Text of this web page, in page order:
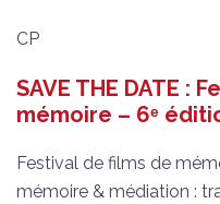
CP
SAVE THE DATE :
mémoire – 6ᵉ
Festival de films de
mémoire & médiation :